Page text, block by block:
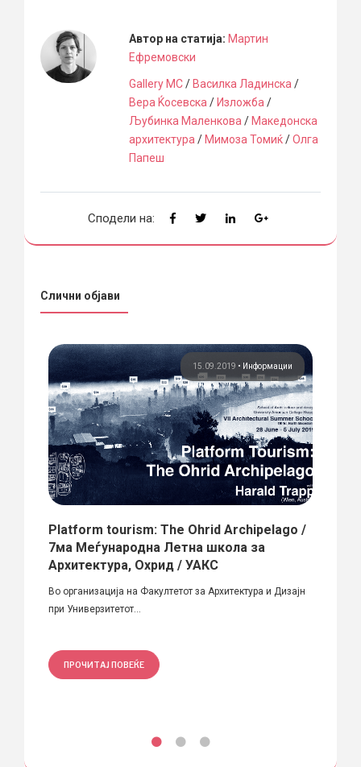
Автор на статија: Мартин
Ефремовски
Gallery MC/ Василка Ладинска /
Вера Ќосевска / Изложба /
Љубинка Маленкова / Македонска
архитектура / Мимоза Томиќ/Олга
Папеш
Сподели на:
Слични објави
15.09.2019 • Информации
Platform tourism: The Ohrid Archipelago /
7ма Меѓународна Летна школа за
Архитектура, Охрид / УАКС
Во организација на Факултетот за Архитектура и Дизајн
при Универзитетот...
ПРОЧИТАЈ ПОВЕЌЕ